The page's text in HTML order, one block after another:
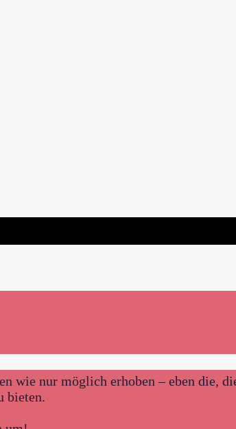
wie nur möglich erhoben – eben die,
bieten.